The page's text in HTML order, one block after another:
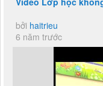
bởi haitrieu
6 năm trước